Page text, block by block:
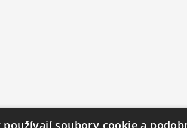
soubory cookie a